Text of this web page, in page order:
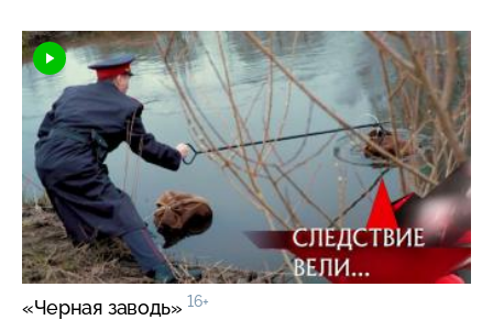
«Черная заводь» 16+